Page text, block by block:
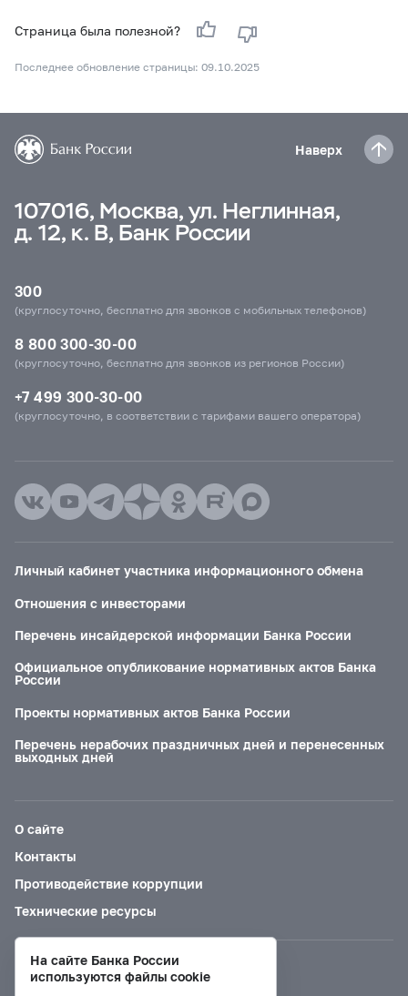
Страница была полезной?
Последнее обновление страницы: 09.10.2025
Наверх
107016, Москва, ул. Неглинная,
д. 12, к. В, Банк России
300
(круглосуточно, бесплатно для звонков с мобильных телефонов)
8 800 300-30-00
(круглосуточно, бесплатно для звонков из регионов России)
+7 499 300-30-00
(круглосуточно, в соответствии с тарифами вашего оператора)
Личный кабинет участника информационного обмена
Отношения с инвесторами
Перечень инсайдерской информации Банка России
Официальное опубликование нормативных актов Банка
России
Проекты нормативных актов Банка России
Перечень нерабочих праздничных дней и перенесенных
выходных дней
О сайте
Контакты
Противодействие коррупции
Технические ресурсы
Версия для слабовидящих
На сайте Банка России
используются файлы cookie